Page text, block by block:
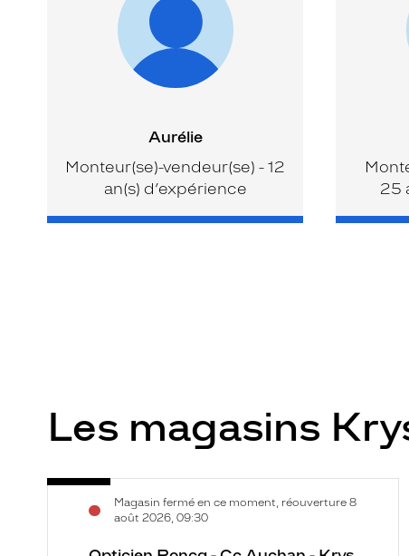
Aurélie
Monteur(se)-vendeur(se) - 12
an(s) d’expérience
25
Les magasins
Opticien
Roncq
Magasin fermé en ce moment, réouverture 8
août 2026, 09:30
Voir